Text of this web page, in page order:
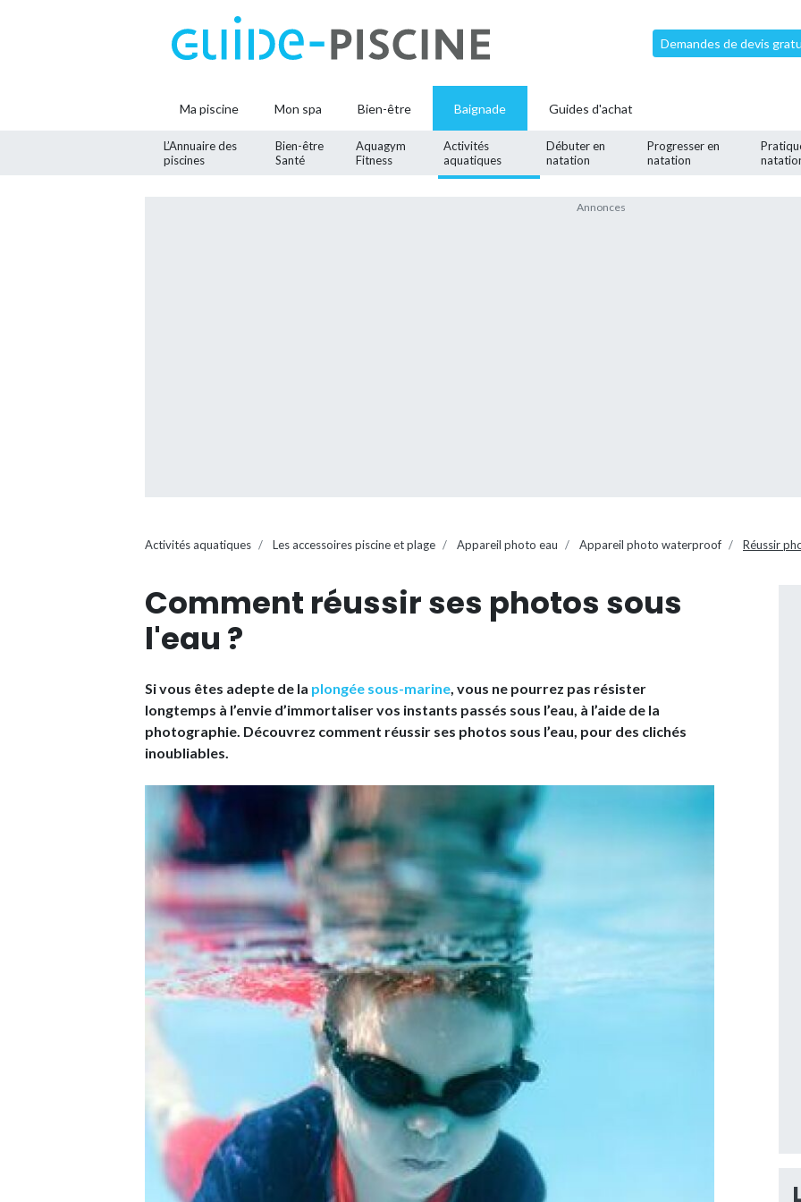
Demandes de devis
Ma piscine Mon spa Bien-être Baignade
L’Annuaire des
piscines
Bien-être
Santé
Aquagym
Fitness
Activités
aquatiques
Débuter en
natation
Progresser en
natation
Guides d'achat
Activités aquatiques Les accessoires piscine et plage Appareil photo eau Appareil photo waterproof Réussir
Comment réussir ses photos sous
l'eau ?
Si vous êtes adepte de la plongée sous-marine, vous ne pourrez pas résister
longtemps à l’envie d’immortaliser vos instants passés sous l’eau, à l’aide de la
photographie. Découvrez comment réussir ses photos sous l’eau, pour des clichés
inoubliables.